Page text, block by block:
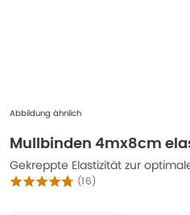
Abbildung ähnlich
Mullbinden 4mx8cm
Gekreppte Elastizität zur
(16)